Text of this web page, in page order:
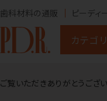
歯科材料の通販 ピーディ
カテゴ
ご覧いただきありがとうござ